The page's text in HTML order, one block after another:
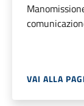
VAI ALLA